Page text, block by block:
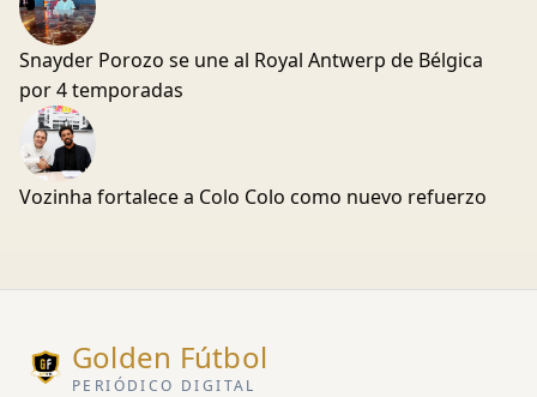
Snayder Porozo se une al Royal Antwerp de Bélgica
por 4 temporadas
Vozinha fortalece a Colo Colo como nuevo refuerzo
Golden Fútbol
PERIÓDICO DIGITAL